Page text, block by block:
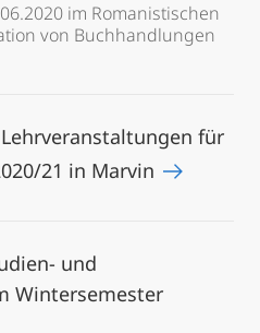
im Romanistischen
von Buchhandlungen
für
21 in Marvin
und
Wintersemester